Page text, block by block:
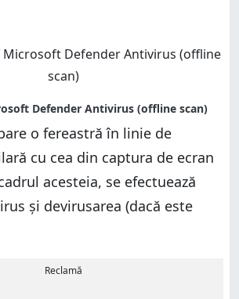
o fereastră în linie de
cu cea din captura de ecran
acesteia, se efectuează
și devirusarea (dacă este
Reclamă